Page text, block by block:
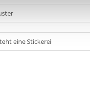
eine Stickerei